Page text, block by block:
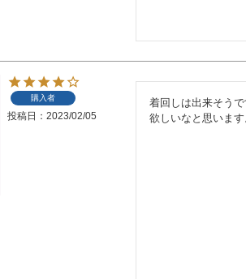
購入者
投稿日 2023/02/05
着回しは出来そう
欲しいなと思います